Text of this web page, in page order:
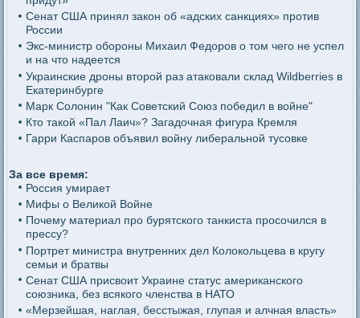
Сенат США принял закон об «адских санкциях» против
России
Экс-министр обороны Михаил Федоров о том чего не успел
и на что надеется
Украинские дроны второй раз атаковали склад Wildberries в
Екатеринбурге
Марк Солонин "Как Советский Союз победил в войне"
Кто такой «Пал Лаич»? Загадочная фигура Кремля
Гарри Каспаров объявил войну либеральной тусовке
За все время:
Россия умирает
Мифы о Великой Войне
Почему материал про бурятского танкиста просочился в
прессу?
Портрет министра внутренних дел Колокольцева в кругу
семьи и братвы
Сенат США присвоит Украине статус американского
союзника, без всякого членства в НАТО
«Мерзейшая, наглая, бесстыжая, глупая и алчная власть»